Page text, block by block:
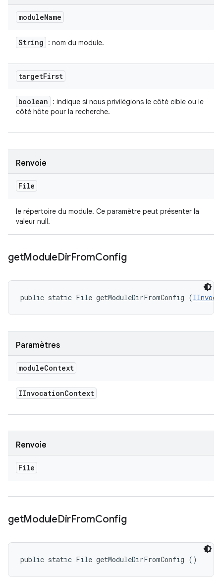
moduleName
String : nom du module.
targetFirst
boolean
: indique si nous privilégions le côté cible ou le
côté hôte pour la recherche.
Renvoie
File
le répertoire du module. Ce paramètre peut présenter la
valeur null.
getModuleDirFromConfig
public static File getModuleDirFromConfig (
Paramètres
moduleContext
IInvocationContext
Renvoie
File
getModuleDirFromConfig
public static File getModuleDirFromConfig ()